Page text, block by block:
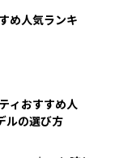
め人気ランキ
ィおすすめ人
ルの選び方